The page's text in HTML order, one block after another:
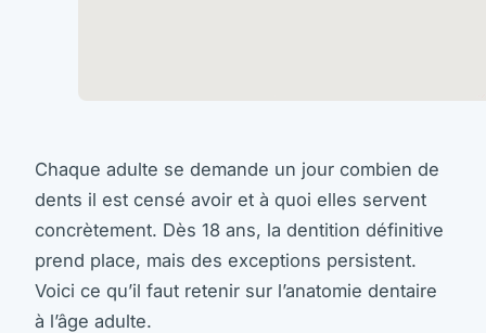
Chaque adulte se demande un jour combien de
dents il est censé avoir et à quoi elles servent
concrètement. Dès 18 ans, la dentition définitive
prend place, mais des exceptions persistent.
Voici ce qu’il faut retenir sur l’anatomie dentaire
à l’âge adulte.